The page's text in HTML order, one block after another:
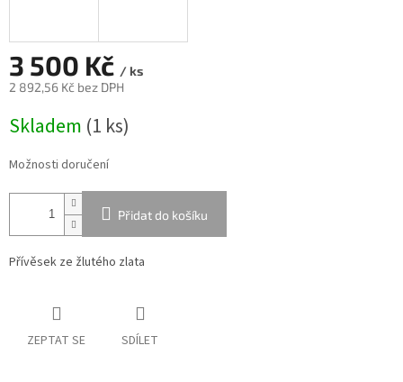
3 500 Kč / ks
2 892,56 Kč bez DPH
cena:
Skladem (1 ks)
Možnosti doručení
Přidat do košíku
Přívěsek ze žlutého zlata
ZEPTAT SE SDÍLET